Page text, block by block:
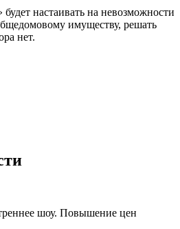
настаивать на невозможности
имуществу, решать
нет.
шоу. Повышение цен